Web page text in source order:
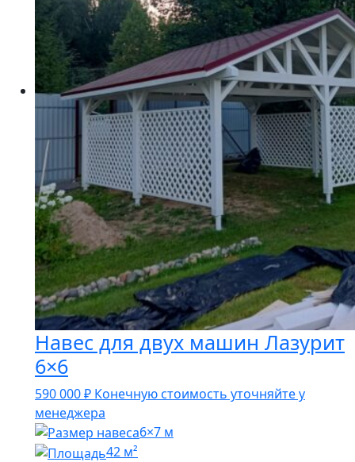
Навес для двух машин Лазурит
6×6
590 000₽ Конечную стоимость уточняйте у
менеджера
6×7 м
42 м²